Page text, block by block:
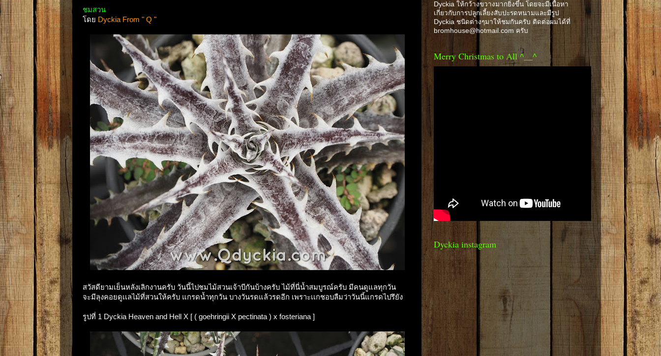
ชมสวน
โดย Dyckia From " Q "
สวัสดียามเย็นหลังเลิกงานครับ วันนี้ไปชมไม้สวนเจ้าบีกันบ้างครับ ไม้ที่นี่น้ำสมบูรณ์ครับ มีคนดูแลทุกวัน
จะมีลุงคอยดูเเลไม้ที่สวนให้ครับ แกรดน้ำทุกวัน บางวันรดแล้วรดอีก เพราะเเกชอบลืมว่าวันนี้แกรดไปรึยัง
รูปที่ 1 Dyckia Heaven and Hell X [ ( goehringii X pectinata ) x fosteriana ]
Dyckia ให้กว้างขวางมากยิ่งขึ้น โดยจะมีเนื้อหา
เกี่ยวกับการปลูกเลี้ยงสับปะรดหนามและมีรูป
Dyckia ชนิดต่างๆมาให้ชมกันครับ ติดต่อผมได้ที่
bromhouse@hotmail.com ครับ
Merry Christmas to All ^__^
Dyckia instagram